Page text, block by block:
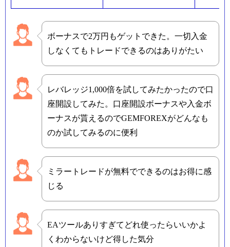
ボーナスで2万円もゲットできた。一切入金
しなくてもトレードできるのはありがたい
レバレッジ1,000倍を試してみたかったので口
座開設してみた。口座開設ボーナスや入金ボ
ーナスが貰えるのでGEMFOREXがどんなも
のか試してみるのに便利
ミラートレードが無料でできるのはお得に感
じる
EAツールありすぎてどれ使ったらいいかよ
くわからないけど得した気分